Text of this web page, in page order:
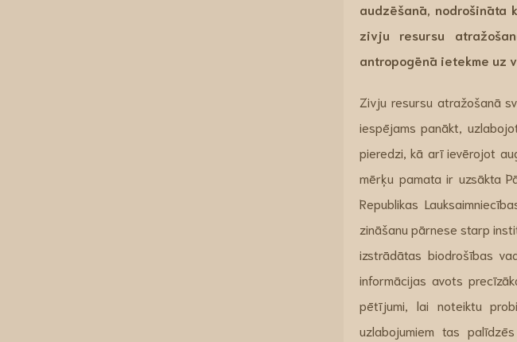
audzēšanā, nodrošināta
zivju resursu
antropogēnā ietekme uz
Zivju resursu atražošanā
iespējams panākt,
pieredzi, kā arī ievērojot
mērķu pamata ir uzsākta
Republikas
zināšanu pārnese starp
izstrādātas biodrošības
informācijas avots
pētījumi, lai noteiktu
uzlabojumiem tas